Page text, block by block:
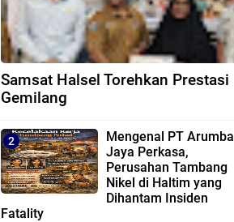
Samsat Halsel Torehkan Prestasi
Gemilang
Mengenal PT Arumba
Jaya Perkasa,
Perusahan Tambang
Nikel di Haltim yang
Dihantam Insiden
Fatality